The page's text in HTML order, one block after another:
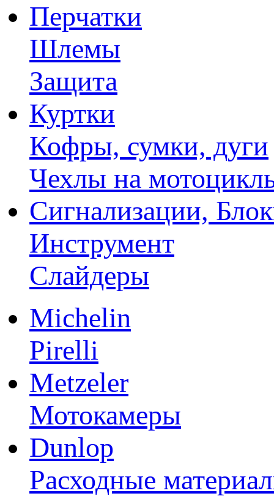
Перчатки
Шлемы
Защита
Куртки
Кофры, сумки, дуги
Чехлы на
Сигнализации,
Инструмент
Слайдеры
Michelin
Pirelli
Metzeler
Мотокамеры
Dunlop
Расходные